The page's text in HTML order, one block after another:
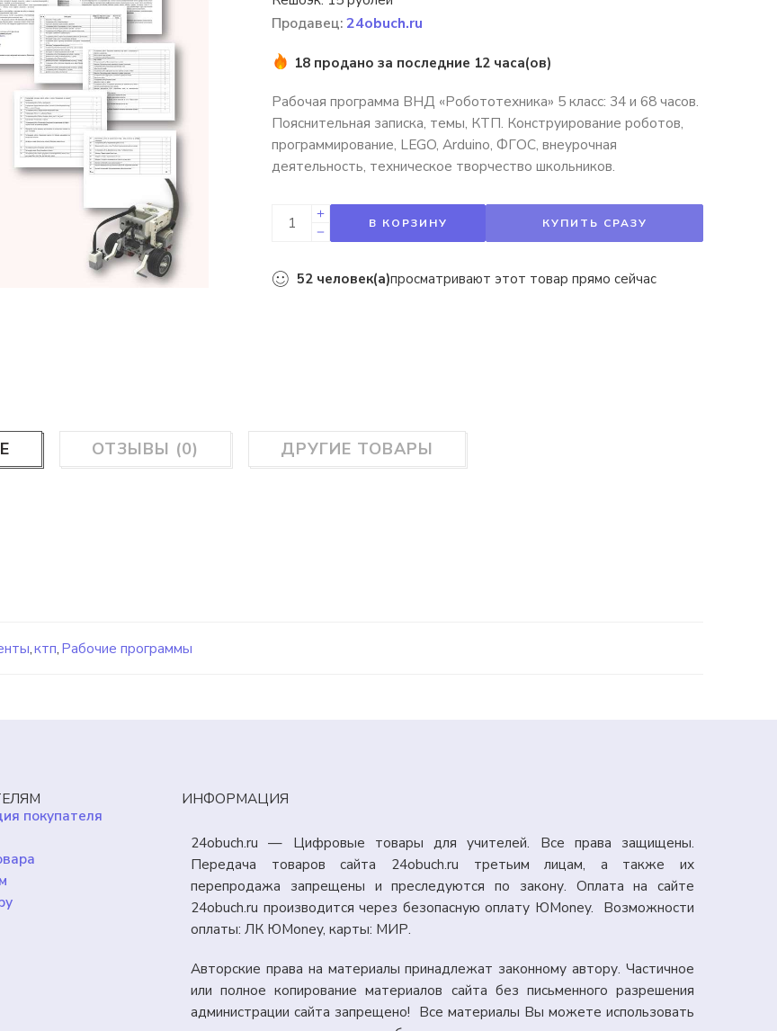
Продавец:24obuch.ru
18 продано за последние 12 часа(ов)
Рабочая программа ВНД «Робототехника» 5 класс: 34 и 68 часов.
Пояснительная записка, темы, КТП. Конструирование роботов,
программирование, LEGO, Arduino, ФГОС, внеурочная
деятельность, техническое творчество школьников.
В КОРЗИНУ КУПИТЬ СРАЗУ
52 человек(а)просматривают этот товар прямо сейчас
ОТЗЫВЫ (0) ДРУГИЕ ТОВАРЫ
,ктп,Рабочие программы
покупателя
ИНФОРМАЦИЯ
24obuch.ru — Цифровые товары для учителей. Все права защищены.
Передача товаров сайта 24obuch.ru третьим лицам, а также их
перепродажа запрещены и преследуются по закону. Оплата на сайте
24obuch.ru производится через безопасную оплату ЮMoney. Возможности
оплаты: ЛК ЮMoney, карты: МИР.
Авторские права на материалы принадлежат законному автору. Частичное
или полное копирование материалов сайта без письменного разрешения
администрации сайта запрещено! Все материалы Вы можете использовать